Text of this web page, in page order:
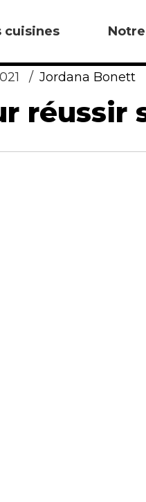
cuisines
Jordana Bonett
réussir